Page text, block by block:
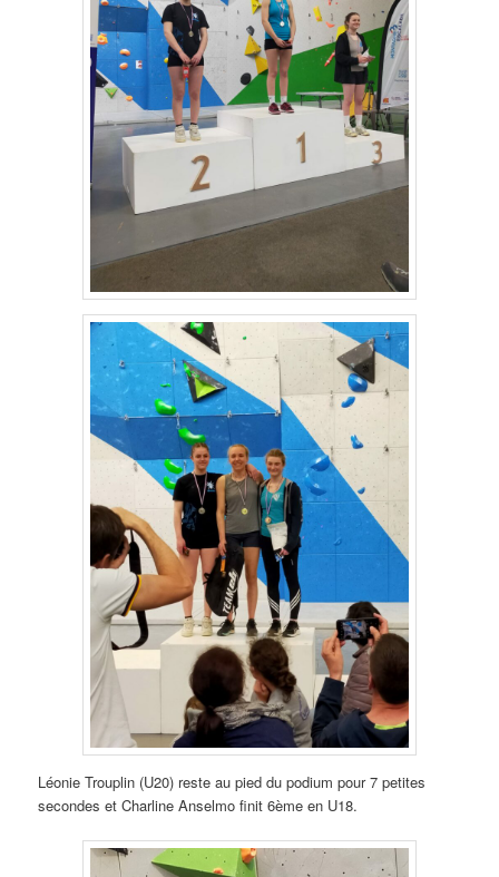
Léonie Trouplin (U20) reste au pied du podium pour 7 petites
secondes et Charline Anselmo finit 6ème en U18.